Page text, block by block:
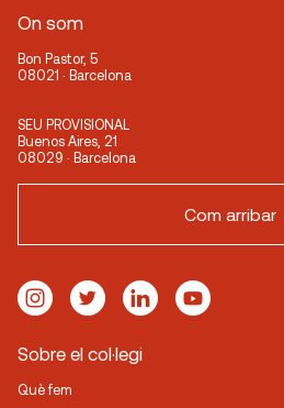
On som
Bon Pastor, 5
08021 · Barcelona
SEU PROVISIONAL
Buenos Aires, 21
08029 · Barcelona
Com arribar
Sobre el col·legi
Què fem